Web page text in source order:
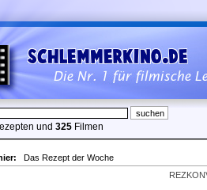
und 325 Filmen
Das Rezept der Woche